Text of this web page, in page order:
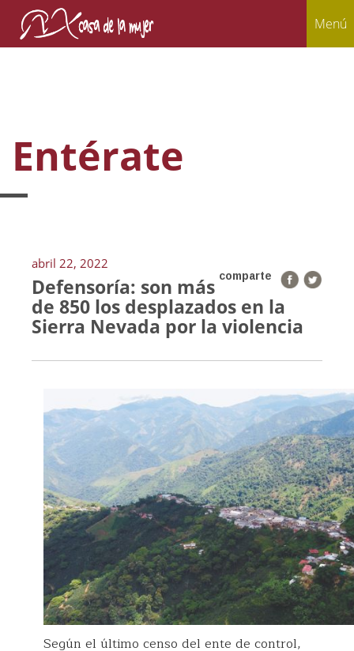
Menú
Entérate
abril 22, 2022
comparte
Defensoría: son más
de 850 los desplazados en la
Sierra Nevada por la violencia
Según el último censo del ente de control,